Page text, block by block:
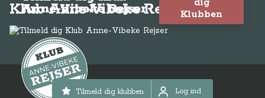
Tilmeld dig klubben Log ind
Log ind
Klub Anne-Vibeke Rejser
Anne-Vibeke Rejser
dig
Klubben
© Anne-Vibeke Rejser 2026